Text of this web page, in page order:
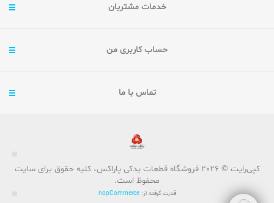
خدمات مشتریان
حساب کاربری من
تماس با ما
کپی‌رایت © 2026 فروشگاه قطعات یدکی پاراکس، کلیه حقوق برای سایت
محفوظ است.
قدرت گرفته از:nopCommerce